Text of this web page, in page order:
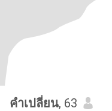
คำเปลี่ยน, 63